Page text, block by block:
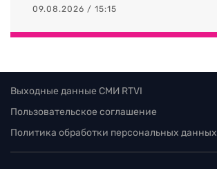
09.08.2026 / 15:15
Выходные данные СМИ RTVI
Пользовательское соглашение
Политика обработки персональных данных